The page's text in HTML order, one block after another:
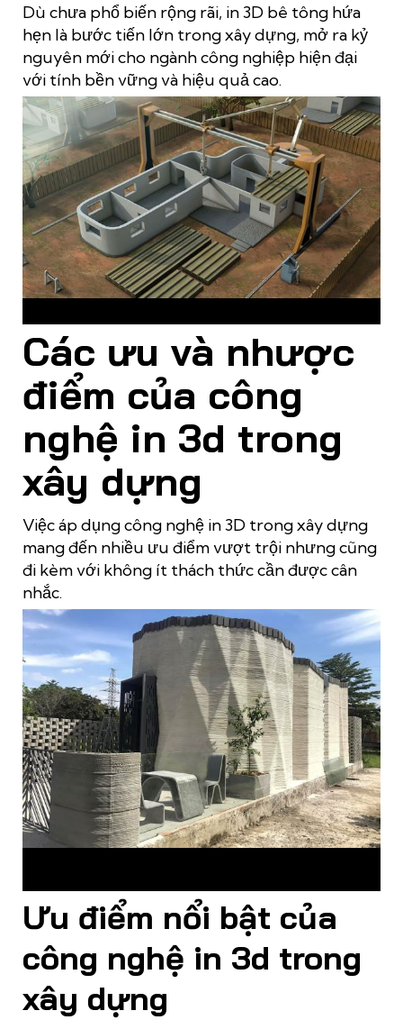
Dù chưa phổ biến rộng rãi, in 3D bê tông hứa
hẹn là bước tiến lớn trong xây dựng, mở ra kỷ
nguyên mới cho ngành công nghiệp hiện đại
với tính bền vững và hiệu quả cao.
Các ưu và nhược
điểm của công
nghệ in 3d trong
xây dựng
Việc áp dụng công nghệ in 3D trong xây dựng
mang đến nhiều ưu điểm vượt trội nhưng cũng
đi kèm với không ít thách thức cần được cân
nhắc.
Ưu điểm nổi bật của
công nghệ in 3d trong
xây dựng